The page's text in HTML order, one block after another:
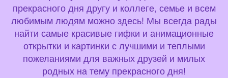
прекрасного дня другу и коллеге, семье и всем
любимым людям можно здесь! Мы всегда рады
найти самые красивые гифки и анимационные
открытки и картинки с лучшими и теплыми
пожеланиями для важных друзей и милых
родных на тему прекрасного дня!